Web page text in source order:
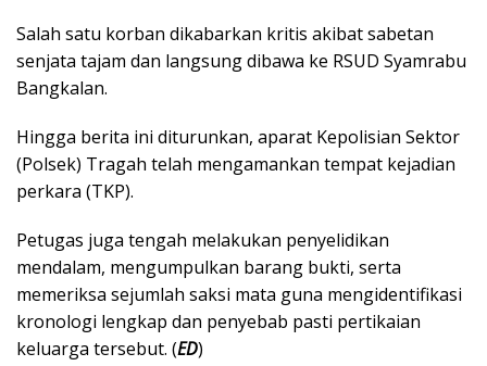
Salah satu korban dikabarkan kritis akibat sabetan
senjata tajam dan langsung dibawa ke RSUD Syamrabu
Bangkalan.
Hingga berita ini diturunkan, aparat Kepolisian Sektor
(Polsek) Tragah telah mengamankan tempat kejadian
perkara (TKP).
Petugas juga tengah melakukan penyelidikan
mendalam, mengumpulkan barang bukti, serta
memeriksa sejumlah saksi mata guna mengidentifikasi
kronologi lengkap dan penyebab pasti pertikaian
keluarga tersebut. (ED)